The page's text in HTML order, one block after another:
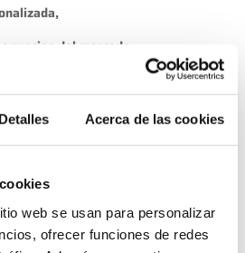
Detalles Acerca de las cookies
web se usan para personalizar
ofrecer funciones de redes
precios del mercado,
vivienda para venderla lo más
en todo el aspecto fiscal y